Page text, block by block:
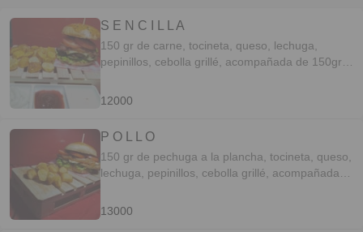
S E N C I L L A
150 gr de carne, tocineta, queso, lechuga,
pepinillos, cebolla grillé, acompañada de 150gr
12000
P O L L O
150 gr de pechuga a la plancha, tocineta, queso,
lechuga, pepinillos, cebolla grillé, acompañada
13000